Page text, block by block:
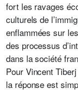
fort les ravages
culturels de
enflammées sur
des processus
dans la société
Pour Vincent
la réponse est